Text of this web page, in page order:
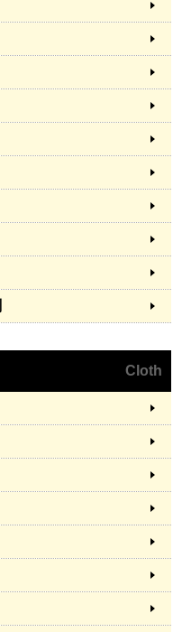
Cloth